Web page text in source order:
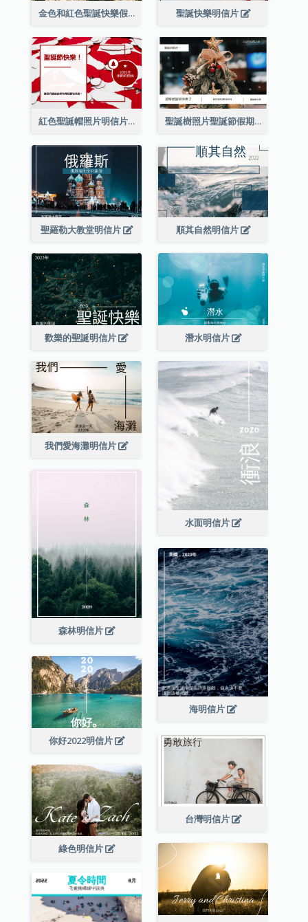
金色和紅色聖誕快樂假期明信片 聖誕快樂明信片
紅色聖誕帽照片明信片 聖誕樹照片聖誕節假期明信片
聖羅勒大教堂明信片 順其自然明信片
歡樂的聖誕明信片 潛水明信片
我們愛海灘明信片
水面明信片
森林明信片
海明信片
你好2022明信片
台灣明信片
綠色明信片